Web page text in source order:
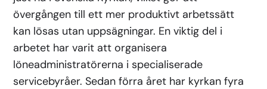
övergången till ett mer produktivt arbetssätt
kan lösas utan uppsägningar. En viktig del i
arbetet har varit att organisera
löneadministratörerna i specialiserade
servicebyråer. Sedan förra året har kyrkan fyra